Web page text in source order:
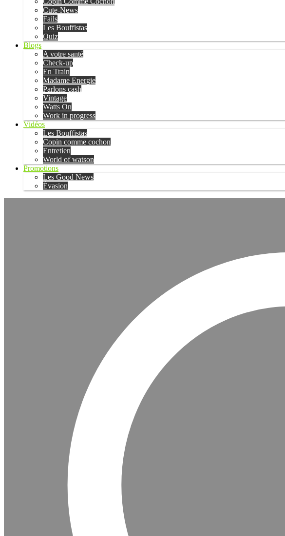
Cute-News
Fails
Les Bouffistas
Quiz
Blogs
A votre santé
Check-up
En Train
Madame Energie
Parlons cash
Vintage
Watts On
Work in progress
Vidéos
Les Bouffistas
Copin comme cochon
Entretien
World of watson
Promotions
Les Good News
Évasion